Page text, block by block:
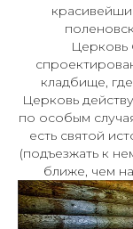
Церковь
кладбище,
Церковь
по особым
есть святой
(подъезжать к
ближе, чем